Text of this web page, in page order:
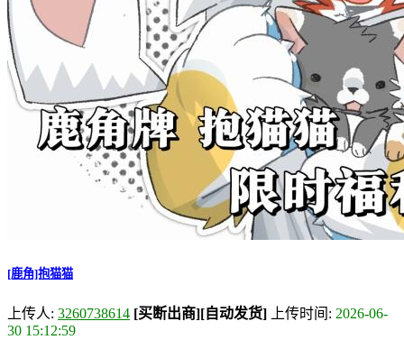
[鹿角]抱猫猫
上传人: 3260738614 [买断出商][自动发货] 上传时间: 2026-06-
30 15:12:59